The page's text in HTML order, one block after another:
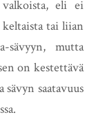
valkoista, eli ei
tai liian
sävyyn, mutta
on kestettävä
saatavuus